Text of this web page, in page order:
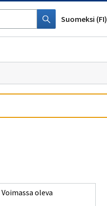
Tyhjennä
haku
Suomeksi (FI)
Voimassa oleva